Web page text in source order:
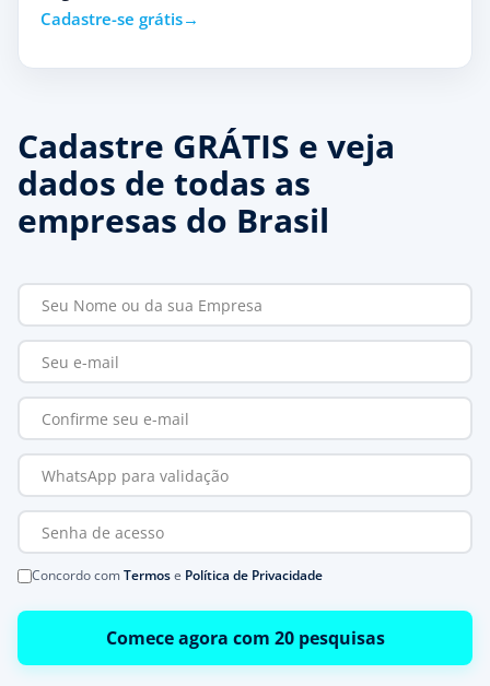
Cadastre-se grátis
Cadastre GRÁTIS e veja
dados de todas as
empresas do Brasil
Concordo comTermose Política de Privacidade
Comece agora com 20 pesquisas